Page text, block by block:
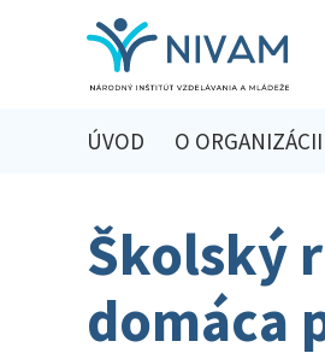
ÚVOD O ORGANIZÁCII
Školský
domáca